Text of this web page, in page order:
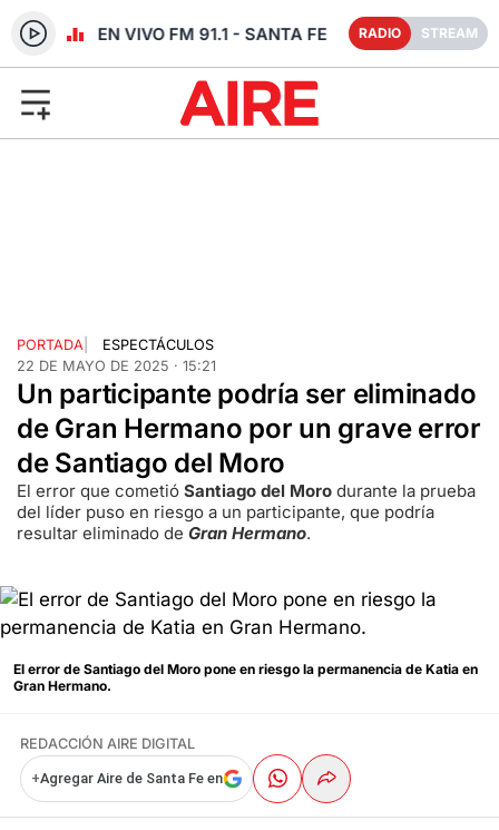
RADIO EN VIVO FM 91.1 - SANTA FE RADIO STREAM
PORTADA
ESPECTÁCULOS
22 DE MAYO DE 2025 · 15:21
Un participante podría ser eliminado
de Gran Hermano por un grave error
de Santiago del Moro
El error que cometió Santiago del Moro durante la prueba
del líder puso en riesgo a un participante, que podría
resultar eliminado de Gran Hermano.
El error de Santiago del Moro pone en riesgo la permanencia de Katia en
Gran Hermano.
REDACCIÓN AIRE DIGITAL
+Agregar Aire de Santa Fe en